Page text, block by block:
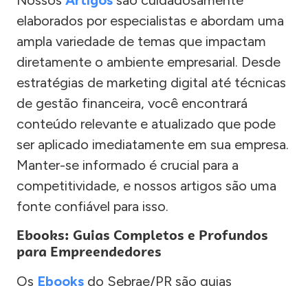
elaborados por especialistas e abordam uma
ampla variedade de temas que impactam
diretamente o ambiente empresarial. Desde
estratégias de marketing digital até técnicas
de gestão financeira, você encontrará
conteúdo relevante e atualizado que pode
ser aplicado imediatamente em sua empresa.
Manter-se informado é crucial para a
competitividade, e nossos artigos são uma
fonte confiável para isso.
Ebooks: Guias Completos e Profundos
para Empreendedores
Os Ebooks do Sebrae/PR são guias